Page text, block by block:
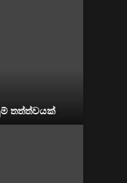
තත්ත්වයක්